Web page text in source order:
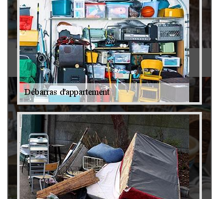
Antiquaire 79